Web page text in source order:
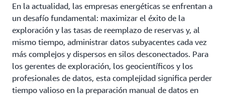
En la actualidad, las empresas energéticas se enfrentan a
un desafío fundamental: maximizar el éxito de la
exploración y las tasas de reemplazo de reservas y, al
mismo tiempo, administrar datos subyacentes cada vez
más complejos y dispersos en silos desconectados. Para
los gerentes de exploración, los geocientíficos y los
profesionales de datos, esta complejidad significa perder
tiempo valioso en la preparación manual de datos en